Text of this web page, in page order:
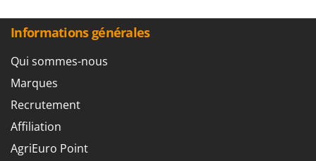
Pétrins à Spirale
Planteuses de pommes de terre pour tracteur
Plateaux de coupe pour tracteur
Plumeuses
Pompes d'irrigation à tracteur
Pompes de transfert
Informations générales
Qui sommes-nous
Marques
Recrutement
Affiliation
AgriEuro Point